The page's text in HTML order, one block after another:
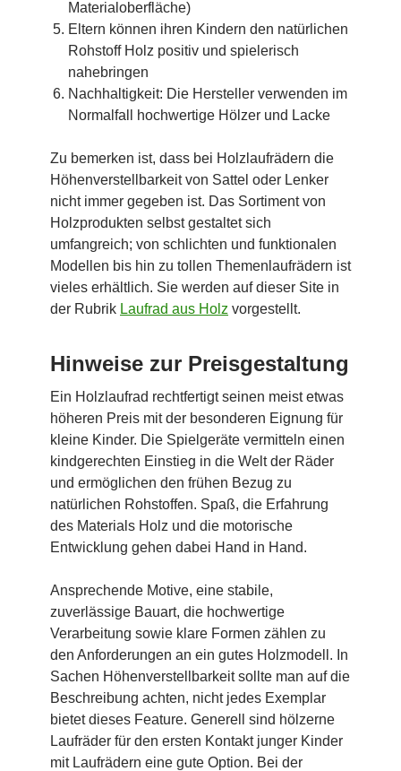
Materialoberfläche)
Eltern können ihren Kindern den natürlichen
Rohstoff Holz positiv und spielerisch
nahebringen
Nachhaltigkeit: Die Hersteller verwenden im
Normalfall hochwertige Hölzer und Lacke
Zu bemerken ist, dass bei Holzlaufrädern die
Höhenverstellbarkeit von Sattel oder Lenker
nicht immer gegeben ist. Das Sortiment von
Holzprodukten selbst gestaltet sich
umfangreich; von schlichten und funktionalen
Modellen bis hin zu tollen Themenlaufrädern ist
vieles erhältlich. Sie werden auf dieser Site in
der Rubrik Laufrad aus Holz vorgestellt.
Hinweise zur Preisgestaltung
Ein Holzlaufrad rechtfertigt seinen meist etwas
höheren Preis mit der besonderen Eignung für
kleine Kinder. Die Spielgeräte vermitteln einen
kindgerechten Einstieg in die Welt der Räder
und ermöglichen den frühen Bezug zu
natürlichen Rohstoffen. Spaß, die Erfahrung
des Materials Holz und die motorische
Entwicklung gehen dabei Hand in Hand.
Ansprechende Motive, eine stabile,
zuverlässige Bauart, die hochwertige
Verarbeitung sowie klare Formen zählen zu
den Anforderungen an ein gutes Holzmodell. In
Sachen Höhenverstellbarkeit sollte man auf die
Beschreibung achten, nicht jedes Exemplar
bietet dieses Feature. Generell sind hölzerne
Laufräder für den ersten Kontakt junger Kinder
mit Laufrädern eine gute Option. Bei der